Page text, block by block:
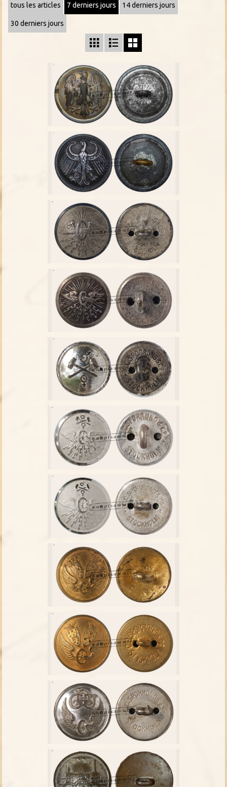
tous les articles 7 derniers jours 14 derniers jours
30 derniers jours
  